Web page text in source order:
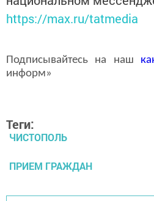
https://max.ru/tatmedia
Подписывайтесь на наш
информ»
Теги:
ЧИСТОПОЛЬ
ПРИЕМ ГРАЖДАН